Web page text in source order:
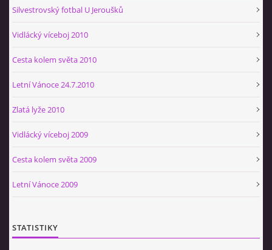
Silvestrovský fotbal U Jeroušků
Vidlácký víceboj 2010
Cesta kolem světa 2010
Letní Vánoce 24.7.2010
Zlatá lyže 2010
Vidlácký víceboj 2009
Cesta kolem světa 2009
Letní Vánoce 2009
STATISTIKY